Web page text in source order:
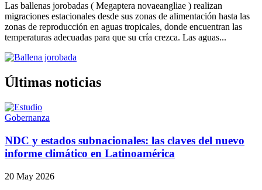
Las ballenas jorobadas ( Megaptera novaeangliae ) realizan
migraciones estacionales desde sus zonas de alimentación hasta las
zonas de reproducción en aguas tropicales, donde encuentran las
temperaturas adecuadas para que su cría crezca. Las aguas...
Últimas noticias
Gobernanza
NDC y estados subnacionales: las claves del nuevo
informe climático en Latinoamérica
20 May 2026